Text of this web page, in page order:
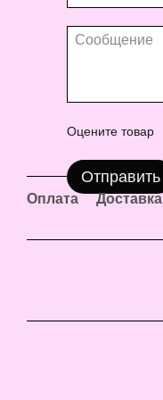
Оцените товар
Отправить
Оплата Доставка